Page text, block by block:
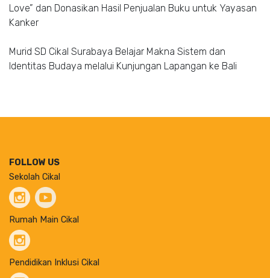
Love” dan Donasikan Hasil Penjualan Buku untuk Yayasan
Kanker
Murid SD Cikal Surabaya Belajar Makna Sistem dan
Identitas Budaya melalui Kunjungan Lapangan ke Bali
FOLLOW US
Sekolah Cikal
Rumah Main Cikal
Pendidikan Inklusi Cikal